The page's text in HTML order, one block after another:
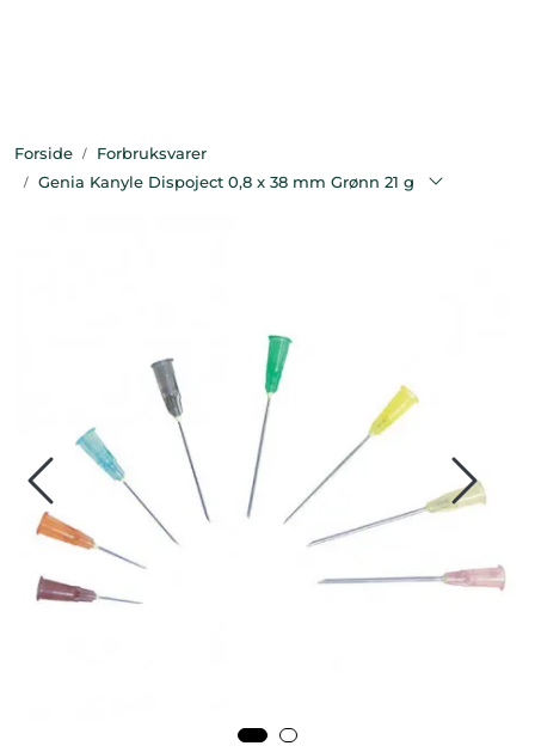
Forside
Forbruksvarer
Genia Kanyle Dispoject 0,8 x 38 mm Grønn 21 g
Diagnostikk
Instrumenter
Klinikkutstyr
Produksjonsdyr